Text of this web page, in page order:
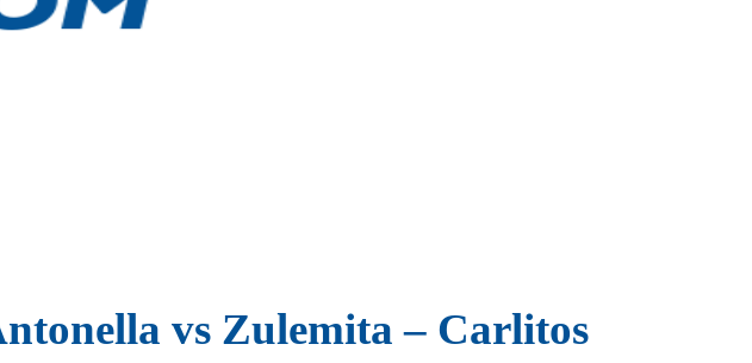
vs Zulemita – Carlitos